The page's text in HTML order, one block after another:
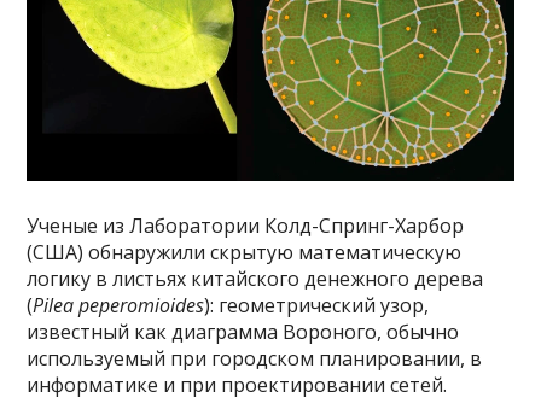
Ученые из Лаборатории Колд-Спринг-Харбор
(США) обнаружили скрытую математическую
логику в листьях китайского денежного дерева
(Pilea peperomioides): геометрический узор,
известный как диаграмма Вороного, обычно
используемый при городском планировании, в
информатике и при проектировании сетей.